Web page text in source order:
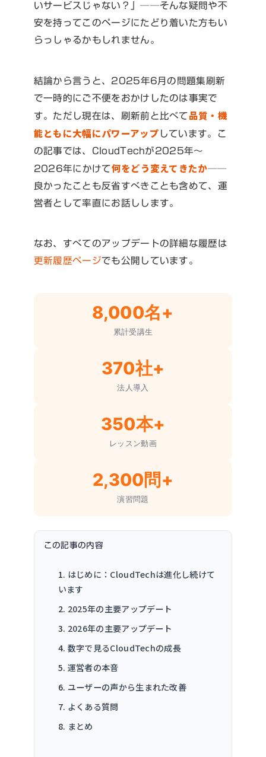
いサービスじゃない？」──そんな疑問や不
安を持ってこのページにたどり着いた方もい
らっしゃるかもしれません。
結論から言うと、2025年6月の問題集刷新
で一時的にご不便をおかけしたのは事実で
す。ただし現在は、刷新前と比べて品質・機
能ともに大幅にパワーアップ しています。こ
の記事では、CloudTechが2025年〜
2026年にかけて何をどう変えてきたか──
良かったことも反省すべきことも含めて、運
営者として率直にお話しします。
なお、すべてのアップデートの詳細な履歴は
更新履歴ページでも公開しています。
8,000名+
累計受講生
370社+
法人導入
350本+
レッスン動画
2,300問+
演習問題
この記事の内容
はじめに：CloudTechは進化し続けて
います
2025年の主要アップデート
2026年の主要アップデート
数字で見るCloudTechの成長
運営者の本音
ユーザーの声から生まれた改善
よくある質問
まとめ